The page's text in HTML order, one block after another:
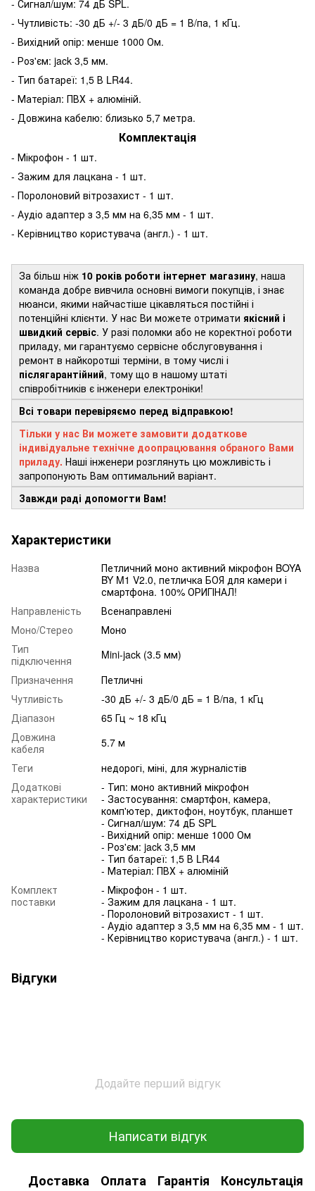
- Сигнал/шум: 74 дБ SPL.
- Чутливість: -30 дБ +/- 3 дБ/0 дБ = 1 В/па, 1 кГц.
- Вихідний опір: менше 1000 Ом.
- Роз'єм: jack 3,5 мм.
- Тип батареї: 1,5 В LR44.
- Матеріал: ПВХ + алюміній.
- Довжина кабелю: близько 5,7 метра.
Комплектація
- Мікрофон - 1 шт.
- Зажим для лацкана - 1 шт.
- Поролоновий вітрозахист - 1 шт.
- Аудіо адаптер з 3,5 мм на 6,35 мм - 1 шт.
- Керівництво користувача (англ.) - 1 шт.
За більш ніж 10 років роботи інтернет магазину, наша
команда добре вивчила основні вимоги покупців, і знає
нюанси, якими найчастіше цікавляться постійні і
потенційні клієнти. У нас Ви можете отримати якісний і
швидкий сервіс. У разі поломки або не коректної роботи
приладу, ми гарантуємо сервісне обслуговування і
ремонт в найкоротші терміни, в тому числі і
післягарантійний, тому що в нашому штаті
співробітників є інженери електроніки!
Всі товари перевіряємо перед відправкою!
Тільки у нас Ви можете замовити додаткове
індивідуальне технічне доопрацювання обраного Вами
приладу. Наші інженери розглянуть цю можливість і
запропонують Вам оптимальний варіант.
Завжди раді допомогти Вам!
Характеристики
Назва
Петличний моно активний мікрофон BOYA
BY M1 V2.0, петличка БОЯ для камери і
смартфона. 100% ОРИГІНАЛ!
Направленість
Всенаправлені
Моно/Стерео
Моно
Тип
підключення
Mini-jack (3.5 мм)
Призначення
Петличні
Чутливість
-30 дБ +/- 3 дБ/0 дБ = 1 В/па, 1 кГц
Діапазон
65 Гц ~ 18 кГц
Довжина
кабеля
5.7 м
Теги
недорогі, міні, для журналістів
Додаткові
характеристики
- Тип: моно активний мікрофон
- Застосування: смартфон, камера,
комп'ютер, диктофон, ноутбук, планшет
- Сигнал/шум: 74 дБ SPL
- Вихідний опір: менше 1000 Ом
- Роз'єм: jack 3,5 мм
- Тип батареї: 1,5 В LR44
- Матеріал: ПВХ + алюміній
Комплект
поставки
- Мікрофон - 1 шт.
- Зажим для лацкана - 1 шт.
- Поролоновий вітрозахист - 1 шт.
- Аудіо адаптер з 3,5 мм на 6,35 мм - 1 шт.
- Керівництво користувача (англ.) - 1 шт.
Відгуки
Додайте перший відгук
Написати відгук
Доставка Оплата Гарантія Консультація